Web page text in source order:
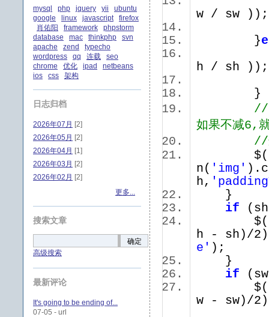
w / sw
}
h / sh
//
如果不减6,
//
$(
n( 'img'
h,
}
if
$(
h - sh)/
e' );
}
if
$(
w - sw)/
mysql php jquery yii
ubuntu
google
linux javascript
firefox
肖佑阳
framework
phpstorm
database
mac thinkphp
svn
apache
zend
typecho
wordpress
qq 连载
seo
chrome
优化 ipad
netbeans
ios
css 架构
日志归档
2026年07月 [2]
2026年05月 [2]
2026年04月 [1]
2026年03月 [2]
2026年02月 [2]
更多...
搜索文章
确定
高级搜索
最新评论
It's going to be ending of...
07-05 - url